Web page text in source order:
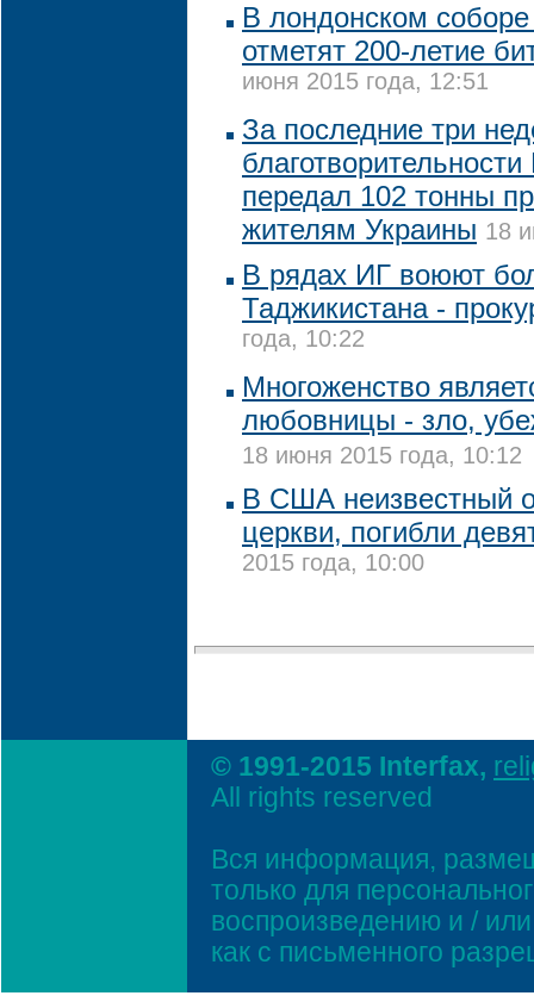
В лондонском
отметят 200-летие
июня 2015 года, 12:51
За последние три
передал 102 тонны
жителям Украины 18
В рядах ИГ воюют
Таджикистана -
года, 10:22
Многоженство
любовницы - зло,
18 июня 2015 года, 10:12
В США неизвестный
церкви, погибли
2015 года, 10:00
© 1991-2015 Interfax,
All rights reserved
Вся информация,
только для
воспроизведению и /
как с письменного